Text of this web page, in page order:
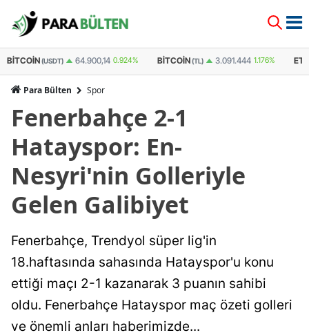
BITCOIN(TL) 3.091.444 1.176% ETHEREUM(USDT) 1.914,24 0.683%
Para Bülten Spor
Fenerbahçe 2-1
Hatayspor: En-
Nesyri'nin Golleriyle
Gelen Galibiyet
Fenerbahçe, Trendyol süper lig'in
18.haftasında sahasında Hatayspor'u konu
ettiği maçı 2-1 kazanarak 3 puanın sahibi
oldu. Fenerbahçe Hatayspor maç özeti golleri
ve önemli anları haberimizde...